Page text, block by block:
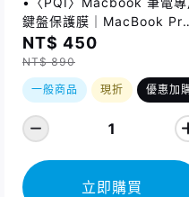
鍵盤保護膜｜MacBook Pro
14/16吋 (2021-2026)、
MacBook Air 13/15吋
(2026) 適用
NT$ 450
NT$ 890
一般商品 現折 優惠加
1
立即購買